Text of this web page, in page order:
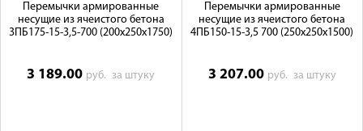
Перемычки армированные
несущие из ячеистого бетона
3ПБ175-15-3,5-700 (200х250х1750)
3 189.00 руб.за штуку
Перемычки армированные
несущие из ячеистого бетона
4ПБ150-15-3,5 700 (250х250х1500)
3 207.00 руб. за штуку